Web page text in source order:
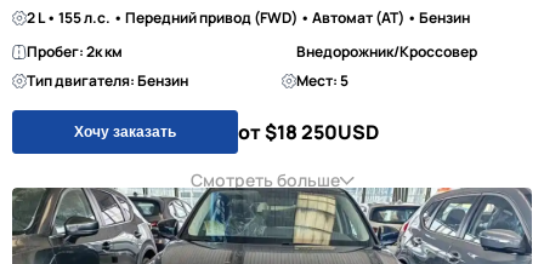
2 L • 155 л.с. • Передний привод (FWD) • Автомат (AT) • Бензин
Пробег: 2к км
Внедорожник/Кроссовер
Тип двигателя: Бензин
Мест: 5
Хочу заказать от $18 250USD
Смотреть больше